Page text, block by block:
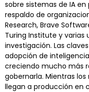
sobre sistemas de IA
respaldo de
Research, Brave
Turing Institute y varias
investigación. Las
adopción de
creciendo mucho más
gobernarla. Mientras
llegan a producción en